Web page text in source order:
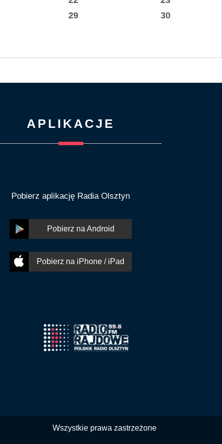
29
30
APLIKACJE
Pobierz aplikację Radia Olsztyn
Pobierz na Android
Pobierz na iPhone / iPad
Wszystkie prawa zastrzeżone